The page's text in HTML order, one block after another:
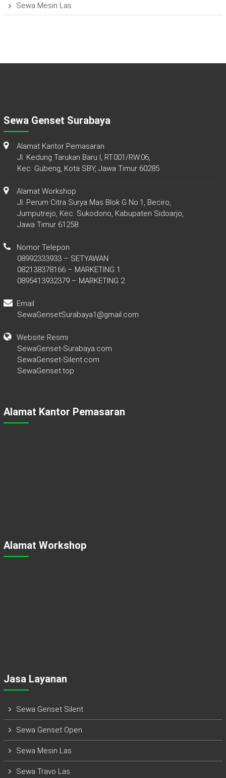
Sewa Mesin Las
Sewa Genset Surabaya
Alamat Kantor Pemasaran
Jl. Kedung Tarukan Baru I, RT.001/RW.06,
Kec. Gubeng, Kota SBY, Jawa Timur 60285
Alamat Workshop
Jl. Perum Citra Surya Mas Blok G No.1, Beciro,
Jumputrejo, Kec. Sukodono, Kabupaten Sidoarjo,
Jawa Timur 61258
Nomor Telepon
08992333933 – SETYAWAN
082138378166 – MARKETING 1
0895413932379 – MARKETING 2
Email
SewaGensetSurabaya1@gmail.com
Website Resmi
SewaGenset-Surabaya.com
SewaGenset-Silent.com
SewaGenset.top
Alamat Kantor Pemasaran
Alamat Workshop
Jasa Layanan
Sewa Genset Silent
Sewa Genset Open
Sewa Mesin Las
Sewa Travo Las